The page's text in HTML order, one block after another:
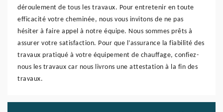
déroulement de tous les travaux. Pour entretenir en toute
efficacité votre cheminée, nous vous invitons de ne pas
hésiter à faire appel à notre équipe. Nous sommes prêts à
assurer votre satisfaction. Pour que l’assurance la fiabilité des
travaux pratiqué à votre équipement de chauffage, confiez-
nous les travaux car nous livrons une attestation à la fin des
travaux.